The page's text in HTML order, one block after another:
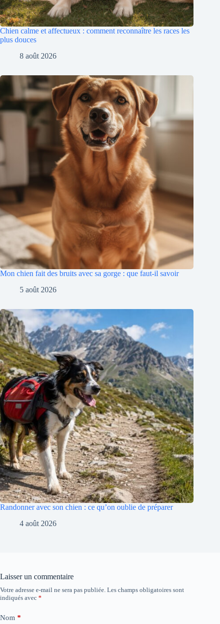
Chien calme et affectueux : comment reconnaître les races les
plus douces
8 août 2026
Mon chien fait des bruits avec sa gorge : que faut-il savoir
5 août 2026
Randonner avec son chien : ce qu’on oublie de préparer
4 août 2026
Laisser un commentaire
Votre adresse e-mail ne sera pas publiée. Les champs obligatoires sont
indiqués avec *
Nom *